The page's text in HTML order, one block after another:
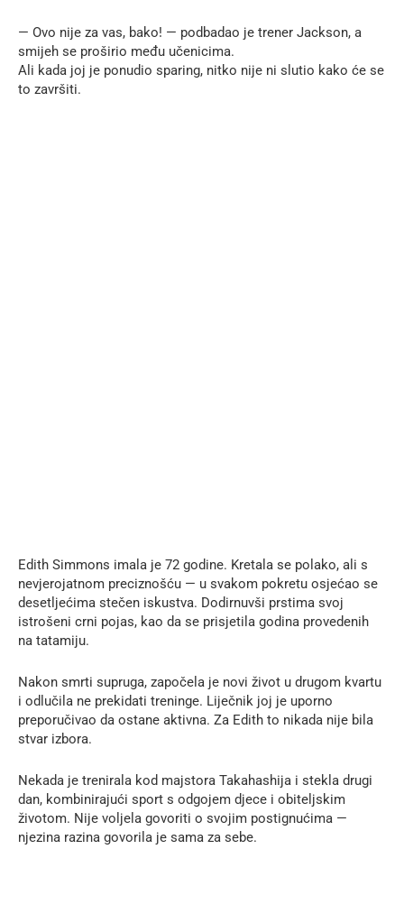
— Ovo nije za vas, bako! — podbadao je trener Jackson, a
smijeh se proširio među učenicima.
Ali kada joj je ponudio sparing, nitko nije ni slutio kako će se
to završiti.
Edith Simmons imala je 72 godine. Kretala se polako, ali s
nevjerojatnom preciznošću — u svakom pokretu osjećao se
desetljećima stečen iskustva. Dodirnuvši prstima svoj
istrošeni crni pojas, kao da se prisjetila godina provedenih
na tatamiju.
Nakon smrti supruga, započela je novi život u drugom kvartu
i odlučila ne prekidati treninge. Liječnik joj je uporno
preporučivao da ostane aktivna. Za Edith to nikada nije bila
stvar izbora.
Nekada je trenirala kod majstora Takahashija i stekla drugi
dan, kombinirajući sport s odgojem djece i obiteljskim
životom. Nije voljela govoriti o svojim postignućima —
njezina razina govorila je sama za sebe.